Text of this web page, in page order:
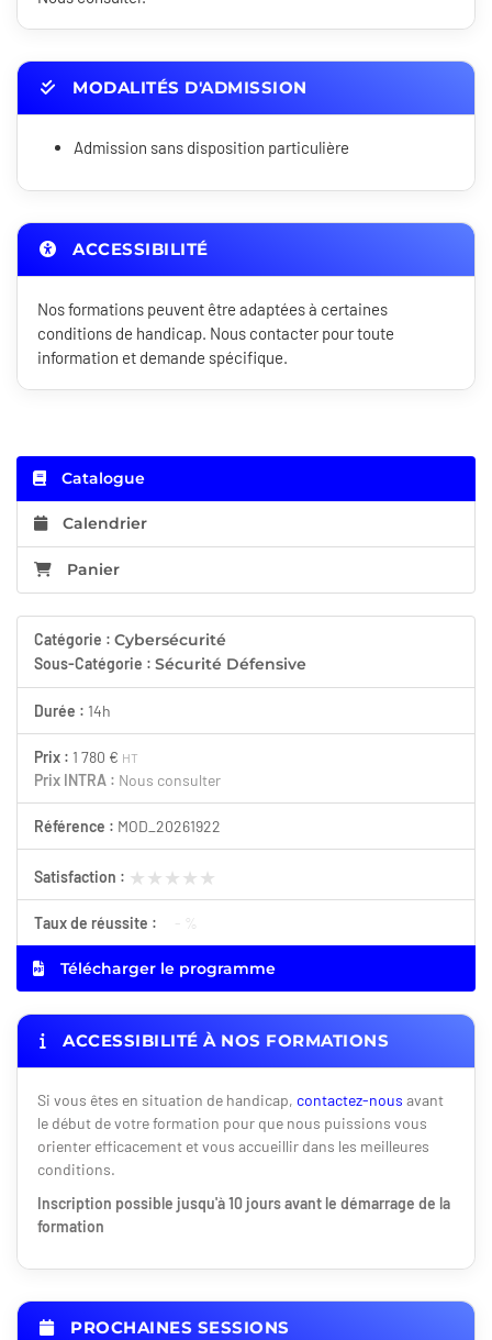
MODALITÉS D'ADMISSION
Admission sans disposition particulière
ACCESSIBILITÉ
Nos formations peuvent être adaptées à certaines
conditions de handicap. Nous contacter pour toute
information et demande spécifique.
Catalogue
Calendrier
Panier
Catégorie : Cybersécurité
Sous-Catégorie : Sécurité Défensive
Durée : 14h
Prix : 1 780 € HT
Prix INTRA : Nous consulter
Référence : MOD_20261922
Satisfaction : ★★★★★
★★★★★
Taux de réussite : - %
Télécharger le programme
ACCESSIBILITÉ À NOS FORMATIONS
Si vous êtes en situation de handicap, contactez-nous avant
le début de votre formation pour que nous puissions vous
orienter efficacement et vous accueillir dans les meilleures
conditions.
Inscription possible jusqu'à 10 jours avant le démarrage de la
formation
PROCHAINES SESSIONS